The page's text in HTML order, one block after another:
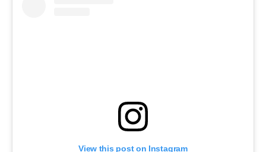
View this post on Instagram